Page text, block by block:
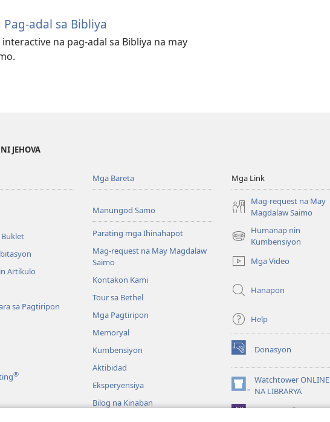
adal sa Bibliya
na pag-adal sa Bibliya na may
JEHOVA
Artikulo
sa Pagtiripon
®
Mga Bareta
Manungod Samo
Parating mga Ihinahapot
Mag-request na May Magdalaw
Saimo
Kontakon Kami
Tour sa Bethel
Mga Pagtiripon
Memoryal
Kumbensiyon
Aktibidad
Eksperyensiya
Bilog na Kinaban
Mga Link
Mag-request na May
Magdalaw Saimo
Humanap nin
Kumbensiyon
(opens
window)Mga Video
Hanapon
Help
Donasyon
(opens
new
window)Watchtower ONLINE
NA LIBRARYA
(opens
new
®